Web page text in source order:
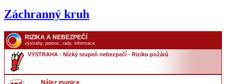
Záchranný kruh